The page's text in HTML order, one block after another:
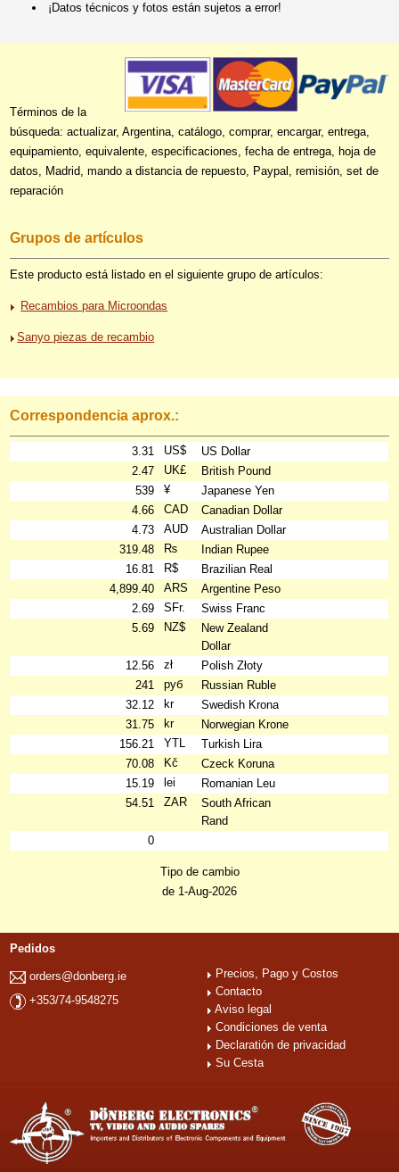
¡Datos técnicos y fotos están sujetos a error!
Términos de la
búsqueda: actualizar, Argentina, catálogo, comprar, encargar, entrega,
equipamiento, equivalente, especificaciones, fecha de entrega, hoja de
datos, Madrid, mando a distancia de repuesto, Paypal, remisión, set de
reparación
Grupos de artículos
Este producto está listado en el siguiente grupo de artículos:
Recambios para Microondas
Sanyo piezas de recambio
Correspondencia aprox.:
3.31 US$
US Dollar
2.47
UK£
British Pound
539
¥
Japanese Yen
4.66
CAD
Canadian Dollar
4.73
AUD
Australian Dollar
319.48
₨
Indian Rupee
16.81
R$
Brazilian Real
4,899.40
ARS
Argentine Peso
2.69
SFr.
Swiss Franc
5.69
NZ$
New Zealand
Dollar
12.56
zł
Polish Złoty
241
руб
Russian Ruble
32.12
kr
Swedish Krona
31.75
kr
Norwegian Krone
156.21
YTL
Turkish Lira
70.08
Kč
Czeck Koruna
15.19
lei
Romanian Leu
54.51
ZAR
South African
Rand
0
Tipo de cambio
de 1-Aug-2026
Pedidos
orders@donberg.ie
+353/74-9548275
Precios, Pago y Costos
Contacto
Aviso legal
Condiciones de venta
Declaratión de privacidad
Su Cesta